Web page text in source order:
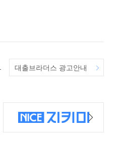
대출브라더스 광고안내